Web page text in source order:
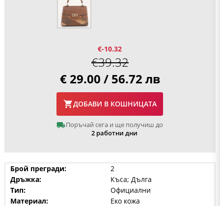
€-10.32
€39.32
€ 29.00 / 56.72 лв
ДОБАВИ В КОШНИЦАТА
Поръчай сега и ще получиш до
2 работни дни
Брой прегради:
2
Дръжка:
Къса; Дълга
Тип:
Официални
Материал:
Еко кожа